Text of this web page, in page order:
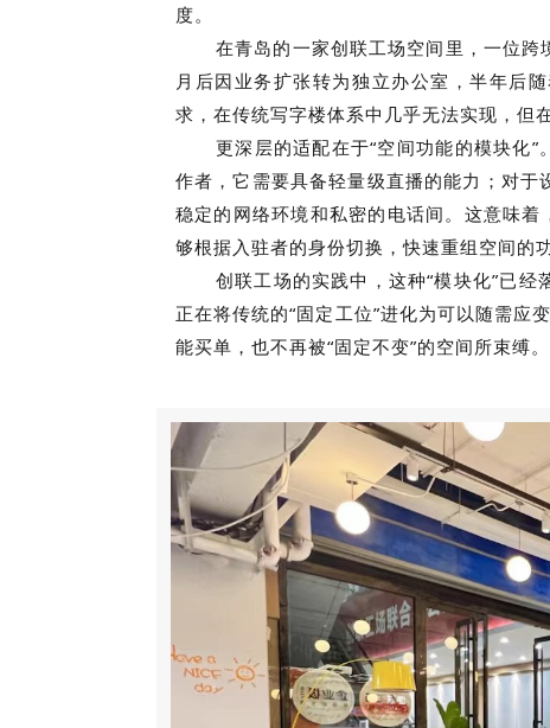
度。
在青岛的一家创联工场空间里，一位
月后因业务扩张转为独立办公室，半年后
求，在传统写字楼体系中几乎无法实现，但
更深层的适配在于“空间功能的模块化
作者，它需要具备轻量级直播的能力；对
稳定的网络环境和私密的电话间。这意味
够根据入驻者的身份切换，快速重组空间的
创联工场的实践中，这种“模块化”已
正在将传统的“固定工位”进化为可以随需应
能买单，也不再被“固定不变”的空间所束缚。